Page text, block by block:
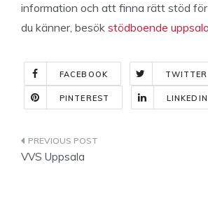
information och att finna rätt stöd för
du känner, besök stödboende uppsala
FACEBOOK TWITTER
PINTEREST LINKEDIN
Indlægsnavigation
VVS Uppsala